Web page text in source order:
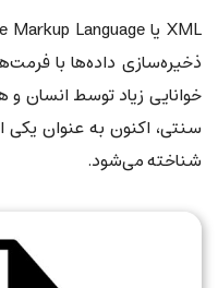
ذخیره‌سازی داده‌ها با
خوانایی زیاد توسط انسان
سنتی، اکنون به عنوان یکی
شناخته می‌شود.